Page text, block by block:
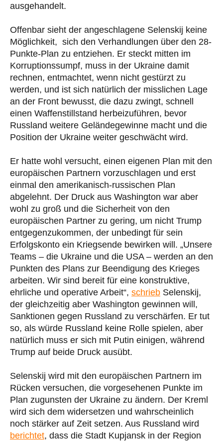
ausgehandelt.
Offenbar sieht der angeschlagene Selenskij keine
Möglichkeit, sich den Verhandlungen über den 28-
Punkte-Plan zu entziehen. Er steckt mitten im
Korruptionssumpf, muss in der Ukraine damit
rechnen, entmachtet, wenn nicht gestürzt zu
werden, und ist sich natürlich der misslichen Lage
an der Front bewusst, die dazu zwingt, schnell
einen Waffenstillstand herbeizuführen, bevor
Russland weitere Geländegewinne macht und die
Position der Ukraine weiter geschwächt wird.
Er hatte wohl versucht, einen eigenen Plan mit den
europäischen Partnern vorzuschlagen und erst
einmal den amerikanisch-russischen Plan
abgelehnt. Der Druck aus Washington war aber
wohl zu groß und die Sicherheit von den
europäischen Partner zu gering, um nicht Trump
entgegenzukommen, der unbedingt für sein
Erfolgskonto ein Kriegsende bewirken will. „Unsere
Teams – die Ukraine und die USA – werden an den
Punkten des Plans zur Beendigung des Krieges
arbeiten. Wir sind bereit für eine konstruktive,
ehrliche und operative Arbeit“, schrieb Selenskij,
der gleichzeitig aber Washington gewinnen will,
Sanktionen gegen Russland zu verschärfen. Er tut
so, als würde Russland keine Rolle spielen, aber
natürlich muss er sich mit Putin einigen, während
Trump auf beide Druck ausübt.
Selenskij wird mit den europäischen Partnern im
Rücken versuchen, die vorgesehenen Punkte im
Plan zugunsten der Ukraine zu ändern. Der Kreml
wird sich dem widersetzen und wahrscheinlich
noch stärker auf Zeit setzen. Aus Russland wird
berichtet, dass die Stadt Kupjansk in der Region